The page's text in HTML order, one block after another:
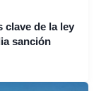
clave de la ley
sanción